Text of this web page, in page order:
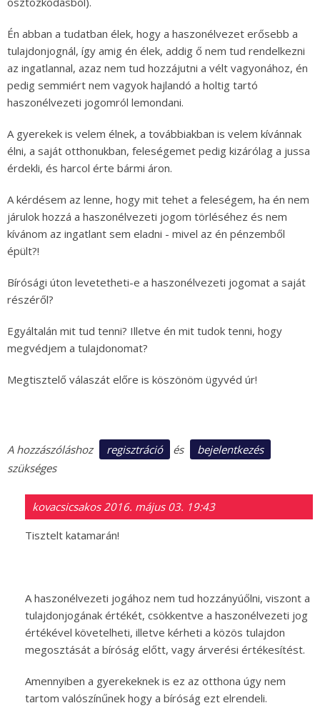
Én abban a tudatban élek, hogy a haszonélvezet erősebb a
tulajdonjognál, így amig én élek, addig ő nem tud rendelkezni
az ingatlannal, azaz nem tud hozzájutni a vélt vagyonához, én
pedig semmiért nem vagyok hajlandó a holtig tartó
haszonélvezeti jogomról lemondani.
A gyerekek is velem élnek, a továbbiakban is velem kívánnak
élni, a saját otthonukban, feleségemet pedig kizárólag a jussa
érdekli, és harcol érte bármi áron.
A kérdésem az lenne, hogy mit tehet a feleségem, ha én nem
járulok hozzá a haszonélvezeti jogom törléséhez és nem
kívánom az ingatlant sem eladni - mivel az én pénzemből
épült?!
Bírósági úton levetetheti-e a haszonélvezeti jogomat a saját
részéről?
Egyáltalán mit tud tenni? Illetve én mit tudok tenni, hogy
megvédjem a tulajdonomat?
Megtisztelő válaszát előre is köszönöm ügyvéd úr!
A hozzászóláshoz regisztráció és
bejelentkezés
szükséges
kovacsicsakos 2016. május 03. 19:43
Tisztelt katamarán!
A haszonélvezeti jogához nem tud hozzányúőlni, viszont a
tulajdonjogának értékét, csökkentve a haszonélvezeti jog
értékével követelheti, illetve kérheti a közös tulajdon
megosztását a bíróság előtt, vagy árverési értékesítést.
Amennyiben a gyerekeknek is ez az otthona úgy nem
tartom valószínűnek hogy a bíróság ezt elrendeli.